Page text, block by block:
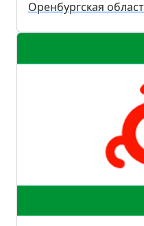
Оренбургская